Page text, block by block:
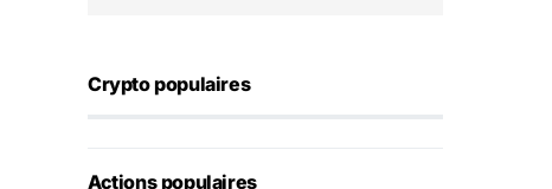
Crypto populaires
Actions populaires